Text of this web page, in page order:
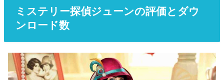
ミステリー探偵ジューンの評価とダウ
ンロード数